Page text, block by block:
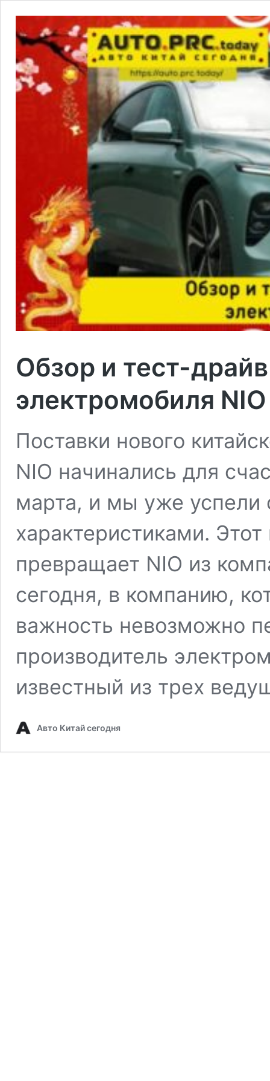
Обзор и тест-
электромобиля
Поставки нового
NIO начинались для
марта, и мы уже успели
характеристиками.
превращает NIO из
сегодня, в компанию,
важность невозможно
производитель
известный из трех
Авто Китай сегодня